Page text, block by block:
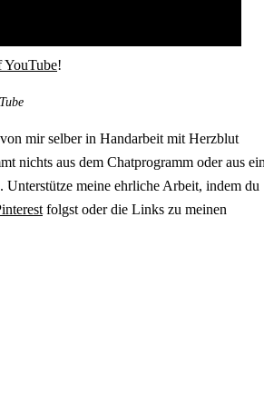
YouTube!
mir selber in Handarbeit mit Herzblut
nichts aus dem Chatprogramm oder aus
Unterstütze meine ehrliche Arbeit, indem du
folgst oder die Links zu meinen